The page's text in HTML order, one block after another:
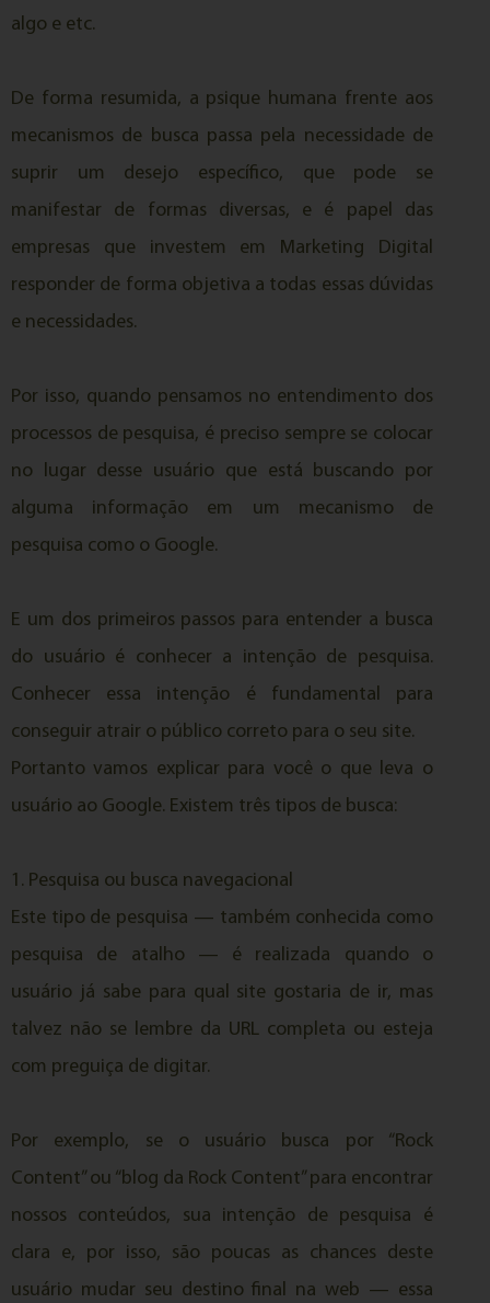
algo e etc.
De forma resumida, a psique humana frente aos
mecanismos de busca passa pela necessidade de
suprir um desejo específico, que pode se
manifestar de formas diversas, e é papel das
empresas que investem em Marketing Digital
responder de forma objetiva a todas essas dúvidas
e necessidades.
Por isso, quando pensamos no entendimento dos
processos de pesquisa, é preciso sempre se colocar
no lugar desse usuário que está buscando por
alguma informação em um mecanismo de
pesquisa como o Google.
E um dos primeiros passos para entender a busca
do usuário é conhecer a intenção de pesquisa.
Conhecer essa intenção é fundamental para
conseguir atrair o público correto para o seu site.
Portanto vamos explicar para você o que leva o
usuário ao Google. Existem três tipos de busca:
1. Pesquisa ou busca navegacional
Este tipo de pesquisa — também conhecida como
pesquisa de atalho — é realizada quando o
usuário já sabe para qual site gostaria de ir, mas
talvez não se lembre da URL completa ou esteja
com preguiça de digitar.
Por exemplo, se o usuário busca por “Rock
Content” ou “blog da Rock Content” para encontrar
nossos conteúdos, sua intenção de pesquisa é
clara e, por isso, são poucas as chances deste
usuário mudar seu destino final na web — essa